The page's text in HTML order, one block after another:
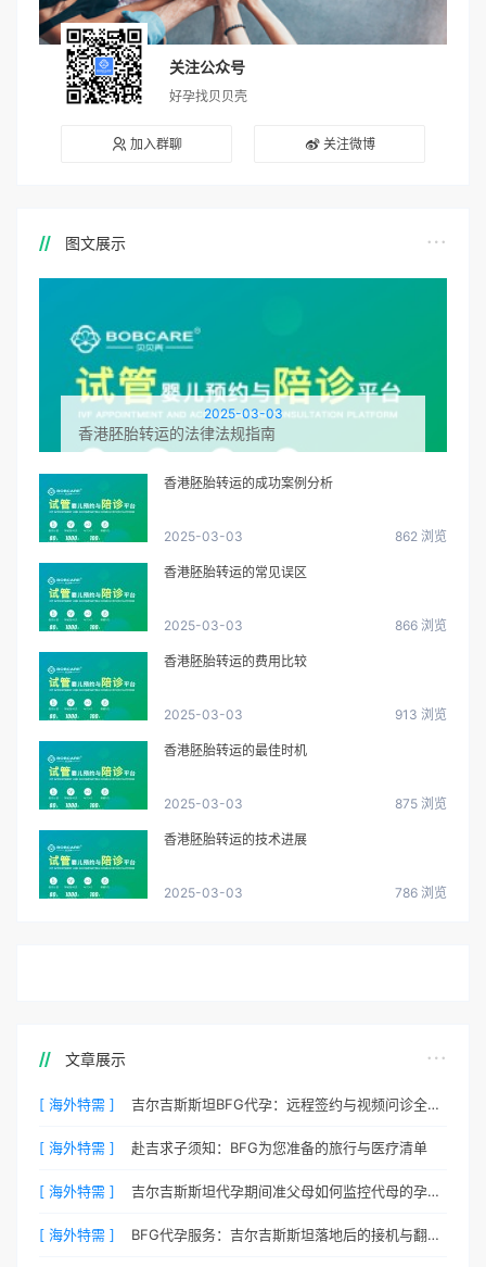
关注公众号
好孕找贝贝壳
加入群聊 关注微博
图文展示
2025-03-03
香港胚胎转运的法律法规指南
香港胚胎转运的成功案例分析
2025-03-03 862 浏览
香港胚胎转运的常见误区
2025-03-03 866 浏览
香港胚胎转运的费用比较
2025-03-03 913 浏览
香港胚胎转运的最佳时机
2025-03-03 875 浏览
香港胚胎转运的技术进展
2025-03-03 786 浏览
文章展示
[ 海外特需 ] 吉尔吉斯斯坦BFG代孕：远程签约与视频问诊全流程
[ 海外特需 ] 赴吉求子须知：BFG为您准备的旅行与医疗清单
[ 海外特需 ] 吉尔吉斯斯坦代孕期间准父母如何监控代母的孕期状态？
[ 海外特需 ] BFG代孕服务：吉尔吉斯斯坦落地后的接机与翻译安排